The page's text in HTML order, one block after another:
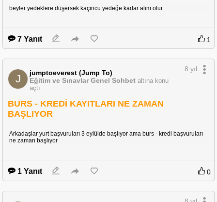
beyler yedeklere düşersek kaçıncu yedeğe kadar alım olur
7 Yanıt 1
J
jumptoeverest (Jump To)
Eğitim ve Sınavlar Genel Sohbet altına konu
açtı.
8 yıl
BURS - KREDİ KAYITLARI NE ZAMAN
BAŞLIYOR
Arkadaşlar yurt başvuruları 3 eylülde başlıyor ama burs - kredi başvuruları
ne zaman başlıyor
1 Yanıt 0